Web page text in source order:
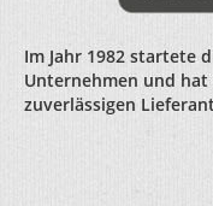
Im Jahr 1982 startete
Unternehmen und
zuverlässigen